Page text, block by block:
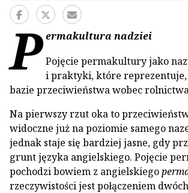
Permakultura nadziei
Pojęcie permakultury jako
i praktyki, które reprezentuje,
bazie przeciwieństwa wobec
Na pierwszy rzut oka to
widoczne już na poziomie samego
jednak staje się bardziej jasne, gdy
grunt języka angielskiego. Pojęcie
pochodzi bowiem z angielskiego
rzeczywistości jest połączeniem dwóch